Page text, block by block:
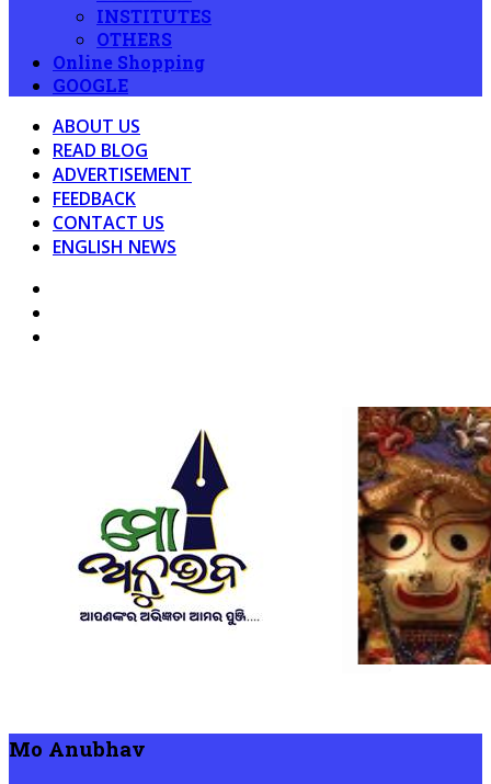
INSTITUTES
OTHERS
Online Shopping
GOOGLE
ABOUT US
READ BLOG
ADVERTISEMENT
FEEDBACK
CONTACT US
ENGLISH NEWS
Mo Anubhav